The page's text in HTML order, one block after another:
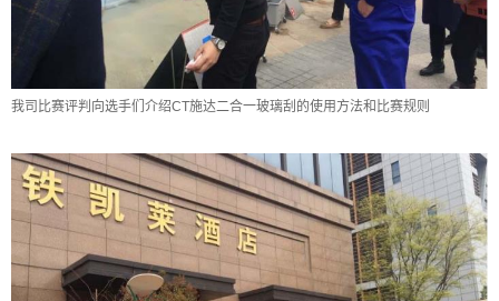
我司比赛评判向选手们介绍CT施达二合一玻璃刮的使用方法和比赛规则